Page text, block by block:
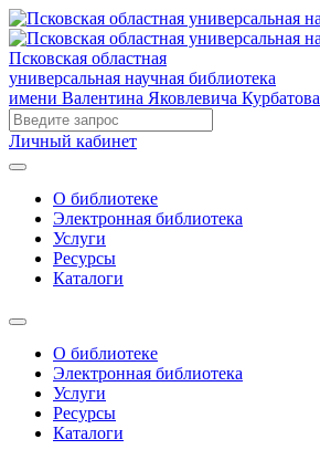
Псковская областная
универсальная научная библиотека
имени Валентина Яковлевича Курбатова
Личный кабинет
О библиотеке
Электронная библиотека
Услуги
Ресурсы
Каталоги
О библиотеке
Электронная библиотека
Услуги
Ресурсы
Каталоги